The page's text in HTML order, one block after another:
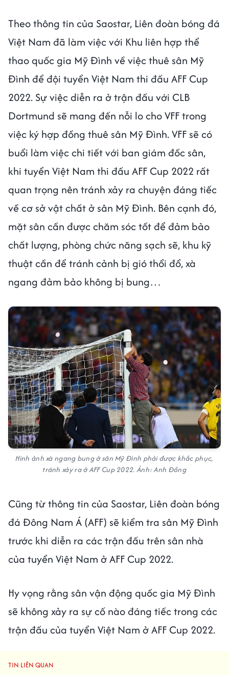
Theo thông tin của Saostar, Liên đoàn bóng đá
Việt Nam đã làm việc với Khu liên hợp thể
thao quốc gia Mỹ Đình về việc thuê sân Mỹ
Đình để đội tuyển Việt Nam thi đấu AFF Cup
2022. Sự việc diễn ra ở trận đấu với CLB
Dortmund sẽ mang đến nỗi lo cho VFF trong
việc ký hợp đồng thuê sân Mỹ Đình. VFF sẽ có
buổi làm việc chi tiết với ban giám đốc sân,
khi tuyển Việt Nam thi đấu AFF Cup 2022 rất
quan trọng nên tránh xảy ra chuyện đáng tiếc
về cơ sở vật chất ở sân Mỹ Đình. Bên cạnh đó,
mặt sân cần được chăm sóc tốt để đảm bảo
chất lượng, phòng chức năng sạch sẽ, khu kỹ
thuật cần để tránh cảnh bị gió thổi đổ, xà
ngang đảm bảo không bị bung…
Hình ảnh xà ngang bung ở sân Mỹ Đình phải được khắc phục,
tránh xảy ra ở AFF Cup 2022. Ảnh: Anh Đồng
Cũng từ thông tin của Saostar, Liên đoàn bóng
đá Đông Nam Á (AFF) sẽ kiểm tra sân Mỹ Đình
trước khi diễn ra các trận đấu trên sân nhà
của tuyển Việt Nam ở AFF Cup 2022.
Hy vọng rằng sân vận động quốc gia Mỹ Đình
sẽ không xảy ra sự cố nào đáng tiếc trong các
trận đấu của tuyển Việt Nam ở AFF Cup 2022.
TIN LIÊN QUAN